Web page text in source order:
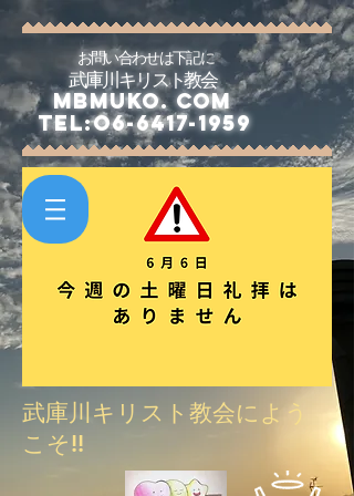
お問い合わせは下記に
武庫川キリスト教会
​mbmuko. com
​tel:o6-6417-1959
武庫川キリスト教会によう
こそ!!